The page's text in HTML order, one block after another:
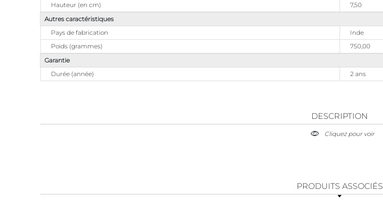
Hauteur (en cm)
7,50
Autres caractéristiques
Pays de fabrication
Inde
Poids (grammes)
750,00
Garantie
Durée (année)
2 ans
DESCRIPTION
Cliquez pour voir
PRODUITS ASSOCIÉS